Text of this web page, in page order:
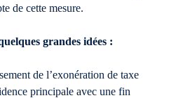
de cette mesure.
grandes idées :
de l’exonération de taxe
principale avec une fin